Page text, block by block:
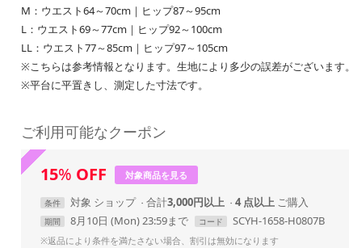
M：ウエスト64～70cm｜ヒップ87～95cm
L：ウエスト69～77cm｜ヒップ92～100cm
LL：ウエスト77～85cm｜ヒップ97～105cm
※こちらは参考情報となります。生地により多少の誤差がございます。
※平台に平置きし、測定した寸法です。
ご利用可能なクーポン
15% OFF 対象商品を見る
条件 対象 ショップ 合計3,000円以上 4 点以上
期間 8月10日 (Mon) 23:59まで コード SCYH-1658-H0807B
※返品により条件を満たさない場合、割引は無効になります